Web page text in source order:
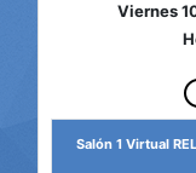
Viernes
Salón 1 Virtual